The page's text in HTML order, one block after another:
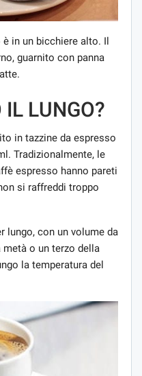
in un bicchiere alto. Il
guarnito con panna
IL LUNGO?
in tazzine da espresso
Tradizionalmente, le
espresso hanno pareti
si raffreddi troppo
lungo, con un volume da
metà o un terzo della
la temperatura del